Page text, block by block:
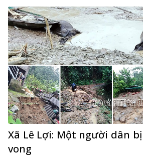
Xã Lê Lợi: Một người dân
vong